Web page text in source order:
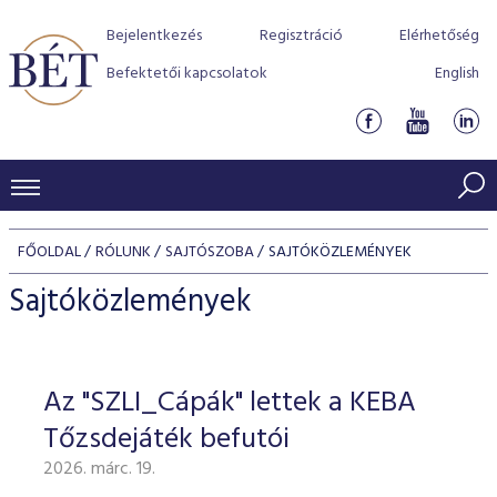
Bejelentkezés Regisztráció
Elérhetőség
Befektetői kapcsolatok
English
KERESKEDÉSI ADATOK
INDEXEK
Jelzáloglevél indexek
Vállalati kötvény indexek
Azonnali Piac
Részvények
Származékos piac
BEFEKTETŐK
Részvény szekció
Hitelpapír szekció
BÉT szabályzatok
Befektetővédelem
Alkalmazott díjstruktúra
Elszámolás
Részvény és vállalati kötvény tőzsdei bevezetését
program
BÉT Xtend - Részvénypiac egyszerűen
TŐZSDETAGOK
Tőzsdetagok, üzletkötők
VENDOROK
FŐOLDAL RÓLUNK SAJTÓSZOBA SAJTÓKÖZLEMÉNYEK
Sajtóközlemények
Az "SZLI_Cápák" lettek a KEBA
Tőzsdejáték befutói
2026. márc. 19.